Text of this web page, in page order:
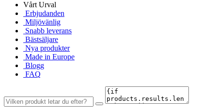
Vårt Urval
Erbjudanden
Miljövänlig
Snabb leverans
Bästsäljare
Nya produkter
Made in Europe
Blogg
FAQ